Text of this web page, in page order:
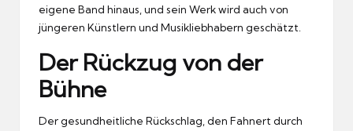
eigene Band hinaus, und sein Werk wird auch von
jüngeren Künstlern und Musikliebhabern geschätzt.
Der Rückzug von der
Bühne
Der gesundheitliche Rückschlag, den Fahnert durch